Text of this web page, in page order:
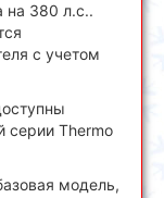
на 380 л.с..
с учетом
серии Thermo
модель,